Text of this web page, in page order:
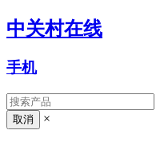
中关村在线
手机
×